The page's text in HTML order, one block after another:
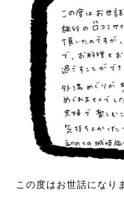
この度はお世話になり